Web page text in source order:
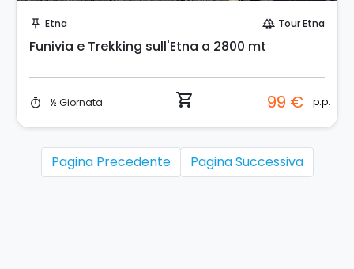
push_pin Etna forest Tour Etna
Funivia e Trekking sull'Etna a 2800 mt
timer ½ Giornata shopping_cart 99 € p.p.
Pagina Precedente Pagina Successiva